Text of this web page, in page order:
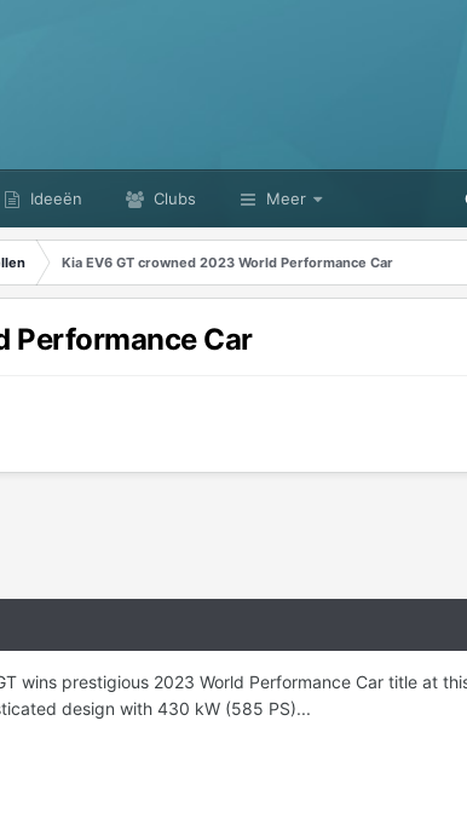
Ideeën Clubs Meer
Kia EV6 GT crowned 2023 World Performance Car
Performance Car
wins prestigious 2023 World Performance Car title at
design with 430 kW (585 PS)...